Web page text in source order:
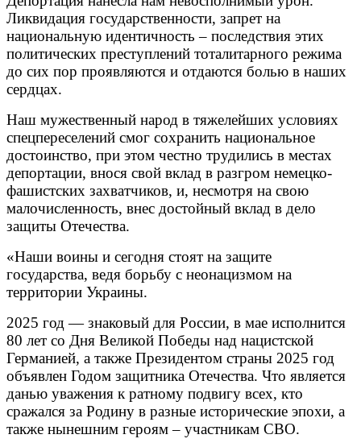
Ликвидация государственности, запрет на
национальную идентичность – последствия этих
политических преступлений тоталитарного режима
до сих пор проявляются и отдаются болью в наших
сердцах.
Наш мужественный народ в тяжелейших условиях
спецпереселений смог сохранить национальное
достоинство, при этом честно трудились в местах
депортации, внося свой вклад в разгром немецко-
фашистских захватчиков, и, несмотря на свою
малочисленность, внес достойный вклад в дело
защиты Отечества.
«Наши воины и сегодня стоят на защите
государства, ведя борьбу с неонацизмом на
территории Украины.
2025 год — знаковый для России, в мае исполнится
80 лет со Дня Великой Победы над нацистской
Германией, а также Президентом страны 2025 год
объявлен Годом защитника Отечества. Что является
данью уважения к ратному подвигу всех, кто
сражался за Родину в разные исторические эпохи, а
также нынешним героям – участникам СВО.